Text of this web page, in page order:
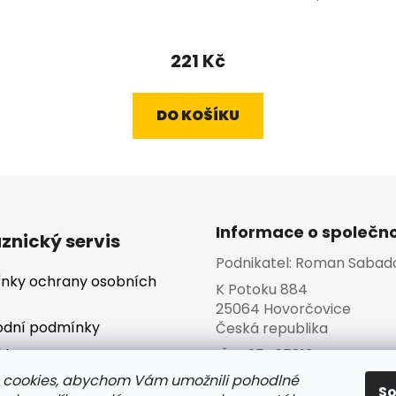
cookies, abychom Vám umožnili pohodlné
221 Kč
DO KOŠÍKU
servis
ochrany osobních
podmínky
a platba
Informace o
Podnikatel: Roman
K Potoku 884
25064 Hovorčovice
Česká republika
IČO:25465813